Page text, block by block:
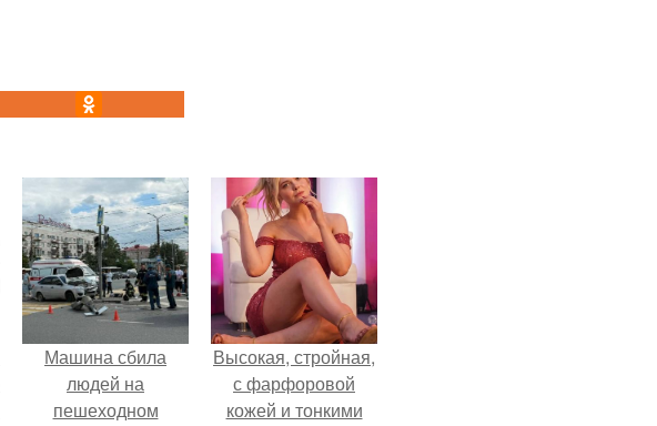
Машина сбила
людей на
пешеходном
Высокая, стройная,
с фарфоровой
кожей и тонкими